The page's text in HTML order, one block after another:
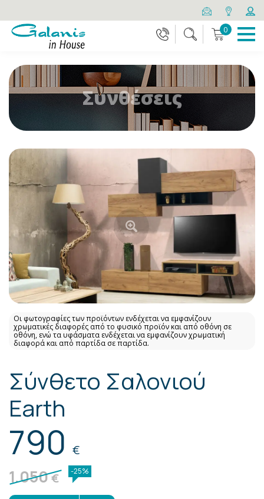
0
Συνθέσεις
Οι φωτογραφίες των προϊόντων ενδέχεται να εμφανίζουν
χρωματικές διαφορές από το φυσικό προϊόν και από οθόνη σε
οθόνη, ενώ τα υφάσματα ενδέχεται να εμφανίζουν χρωματική
διαφορά και από παρτίδα σε παρτίδα.
Σύνθετο Σαλονιού
Earth
790 €
1.050€ -25%